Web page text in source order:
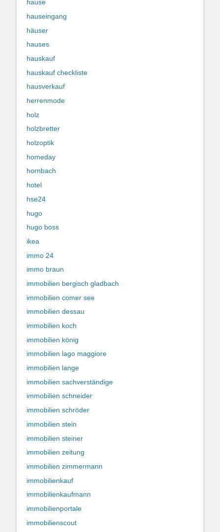
hause
hauseingang
häuser
hauses
hauskauf
hauskauf checkliste
hausverkauf
herrenmode
holz
holzbretter
holzoptik
homeday
hornbach
hotel
hse24
hugo
hugo boss
ikea
immo 24
immo braun
immobilien bergisch gladbach
immobilien comer see
immobilien dessau
immobilien koch
immobilien könig
immobilien lago maggiore
immobilien lange
immobilien sachverständige
immobilien schneider
immobilien schröder
immobilien stein
immobilien steiner
immobilien zeitung
immobilien zimmermann
immobilienkauf
immobilienkaufmann
immobilienportale
immobilienscout